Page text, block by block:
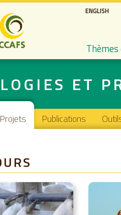
ENGLISH
Thèmes
ET
Projets Publications